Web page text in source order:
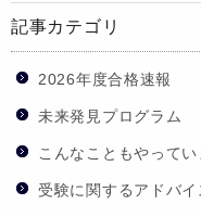
記事カテゴリ
2026年度合格速報
未来発見プログラム
こんなこともやってい
受験に関するアドバイ